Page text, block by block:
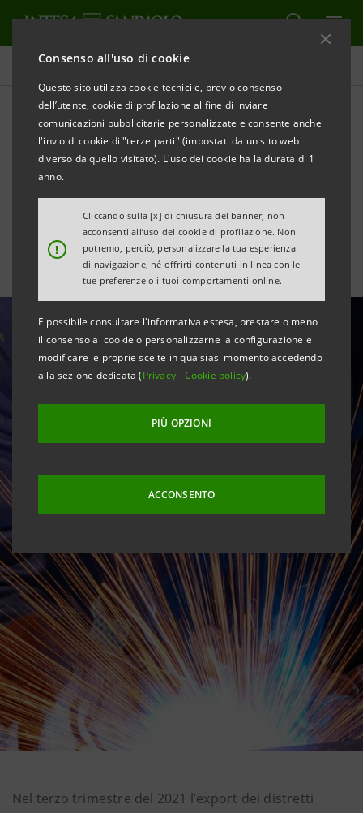
Consenso all'uso di cookie
Questo sito utilizza cookie tecnici e, previo consenso
dell’utente, cookie di profilazione al fine di inviare
comunicazioni pubblicitarie personalizzate e consente anche
l'invio di cookie di "terze parti" (impostati da un sito web
diverso da quello visitato). L'uso dei cookie ha la durata di 1
anno.
!
Cliccando sulla [x] di chiusura del banner, non
acconsenti all’uso dei cookie di profilazione. Non
potremo, perciò, personalizzare la tua esperienza
di navigazione, né offrirti contenuti in linea con le
tue preferenze o i tuoi comportamenti online.
È possibile consultare l'informativa estesa, prestare o meno
il consenso ai cookie o personalizzarne la configurazione e
modificare le proprie scelte in qualsiasi momento accedendo
alla sezione dedicata (Privacy- Cookie policy).
PIÙ OPZIONI
ACCONSENTO
Tutte le news
Distretti industriali: a
settembre raggiunto nuovo
record per l’export italiano
Nel terzo trimestre del 2021 l’export dei distretti